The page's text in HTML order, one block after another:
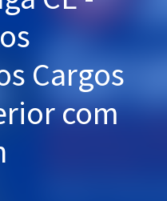
Cargos
com